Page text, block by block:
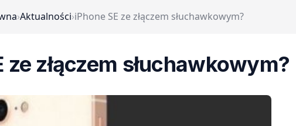
›Aktualności›iPhone SE ze złączem słuchawkowym?
ze złączem słuchawkowym?